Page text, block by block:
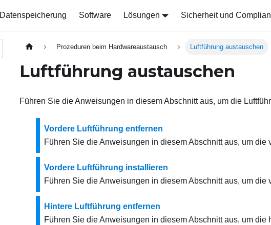
Datenspeicherung Software Lösungen Sicherheit und
Prozeduren beim Hardwareaustausch Luftführung austauschen
Luftführung austauschen
Führen Sie die Anweisungen in diesem Abschnitt aus, um die
Vordere Luftführung entfernen
Führen Sie die Anweisungen in diesem Abschnitt aus, um die
Vordere Luftführung installieren
Führen Sie die Anweisungen in diesem Abschnitt aus, um die
Hintere Luftführung entfernen
Führen Sie die Anweisungen in diesem Abschnitt aus, um die